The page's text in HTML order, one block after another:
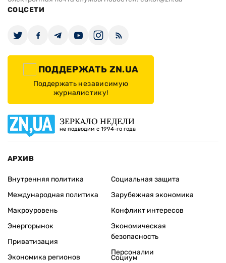
СОЦСЕТИ
ПОДДЕРЖАТЬ ZN.UA
Поддержать независимую
журналистику!
ЗЕРКАЛО НЕДЕЛИ
не подводим с 1994-го года
АРХИВ
Внутренняя политика
Международная политика
Макроуровень
Энергорынок
Приватизация
Экономика регионов
Социальная защита
Зарубежная экономика
Конфликт интересов
Экономическая
безопасность
Персоналии
Социум